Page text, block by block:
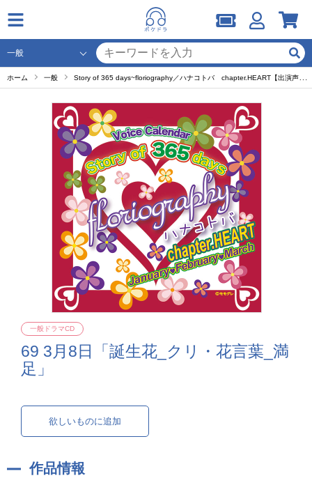
ホーム 一般 Story of 365 days~floriography／ハナコトバ chapter.HEART【出演声優：森久保祥太郎 羽多野渉 柿原徹也】
69 3月8日「誕生花_クリ・花言葉_満
足」
一般ドラマCD
欲しいものに追加
作品情報